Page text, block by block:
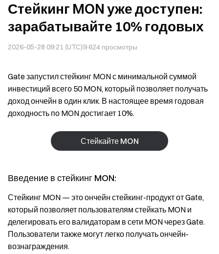
Стейкинг MON уже доступен:
зарабатывайте 10% годовых
2026-05-28 09:21 (UTC)9 624 просмотры
Gate запустил стейкинг MON с минимальной суммой
инвестиций всего 50 MON, который позволяет получать
доход ончейн в один клик. В настоящее время годовая
доходность по MON достигает 10%.
Стейкайте MON
Введение в стейкинг MON:
Стейкинг MON — это ончейн стейкинг-продукт от Gate,
который позволяет пользователям стейкать MON и
делегировать его валидаторам в сети MON через Gate.
Пользователи также могут легко получать ончейн-
вознаграждения.